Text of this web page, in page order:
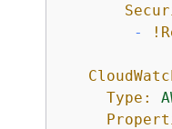
-
Type: